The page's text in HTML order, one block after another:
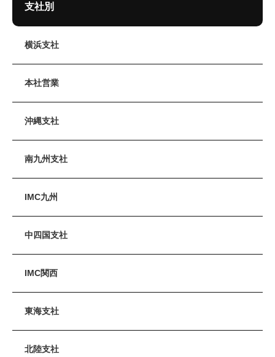
支社別
横浜支社
本社営業
沖縄支社
南九州支社
IMC九州
中四国支社
IMC関西
東海支社
北陸支社